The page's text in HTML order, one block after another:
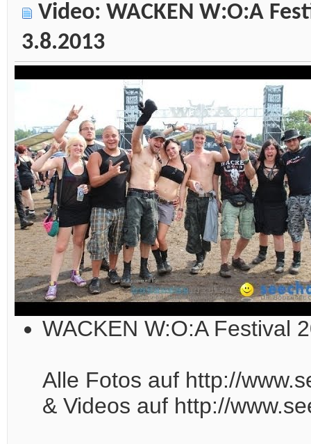
Video: WACKEN W:O:A
3.8.2013
WACKEN W:O:A Festival
Alle Fotos auf http://
& Videos auf http://